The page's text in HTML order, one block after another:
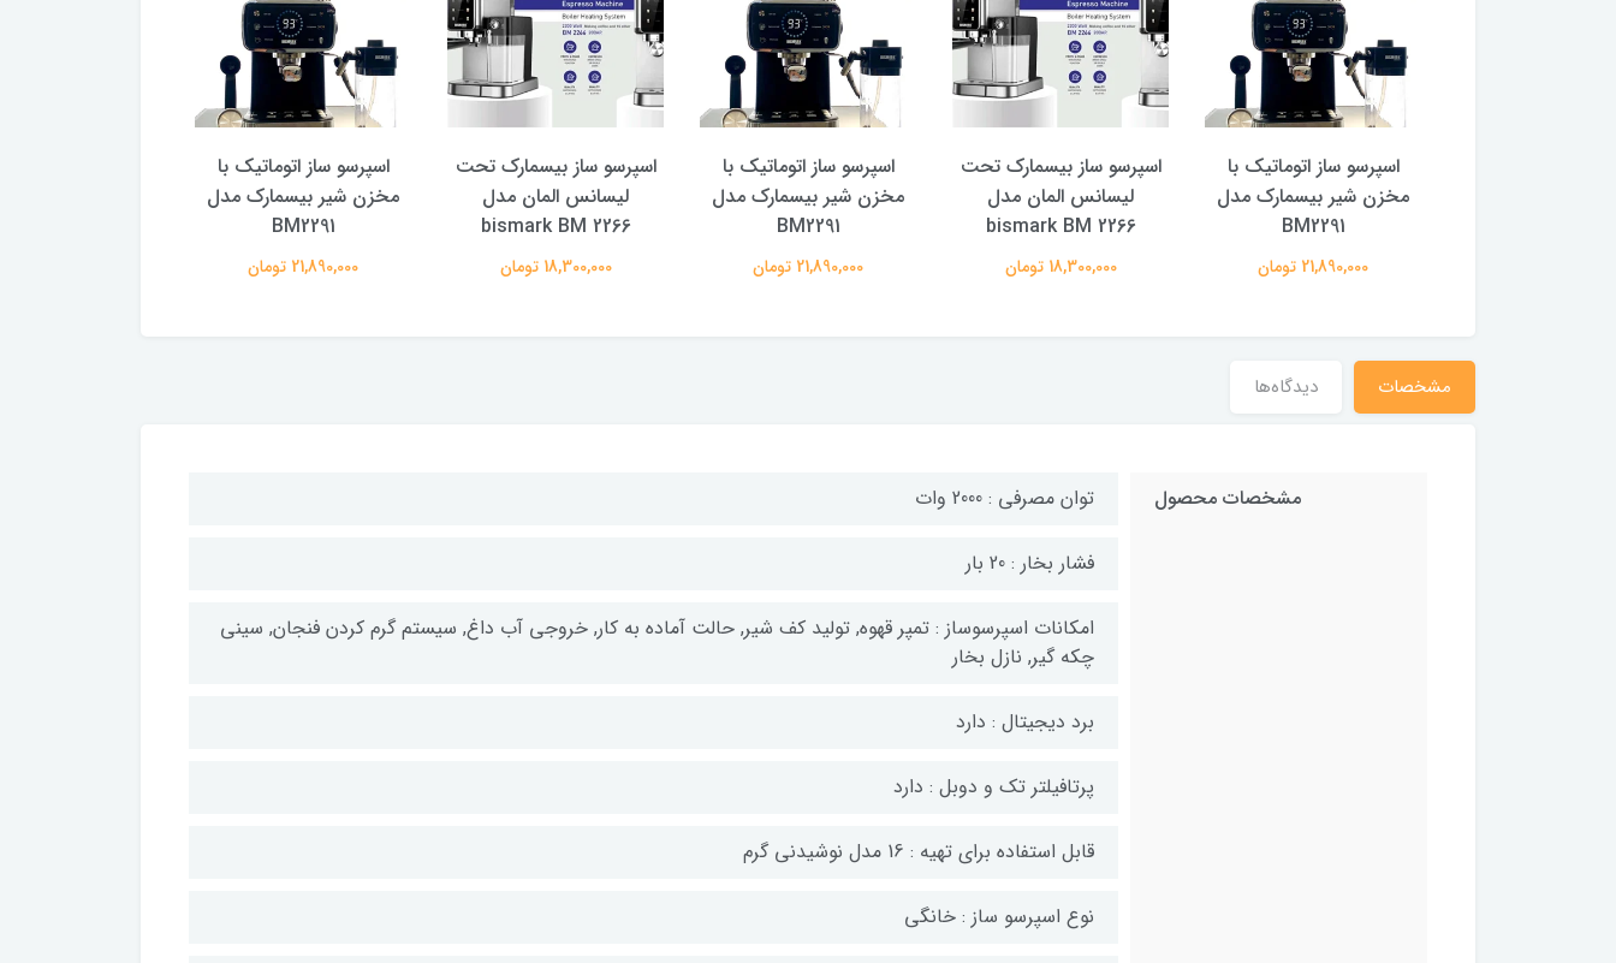
اسپرسو ساز اتوماتیک با
مخزن شیر بیسمارک مدل
BM2291
21,890,000 تومان
اسپرسو ساز بیسمارک تحت
لیسانس المان مدل
bismark BM 2266
18,300,000 تومان
اسپرسو ساز اتوماتیک با
مخزن شیر بیسمارک مدل
BM2291
21,890,000 تومان
اسپرسو ساز بیسمارک تحت
لیسانس المان مدل
bismark BM 2266
18,300,000 تومان
اسپرسو ساز اتوماتیک با
مخزن شیر بیسمارک مدل
BM2291
21,890,000 تومان
مشخصات دیدگاه‌ها
مشخصات محصول توان مصرفی : 2000 وات
فشار بخار : 20 بار
امکانات اسپرسوساز : تمپر قهوه, تولید کف شیر, حالت آماده به کار, خروجی آب داغ, سیستم گرم کردن فنجان, سینی
چکه گیر, نازل بخار
برد دیجیتال : دارد
پرتافیلتر تک و دوبل : دارد
قابل استفاده برای تهیه : 16 مدل نوشیدنی گرم
نوع اسپرسو ساز : خانگی